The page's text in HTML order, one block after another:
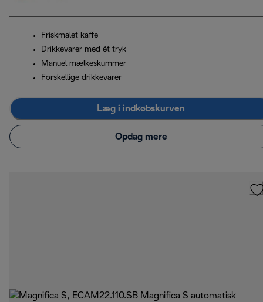
Friskmalet kaffe
Drikkevarer med ét tryk
Manuel mælkeskummer
Forskellige drikkevarer
Læg i indkøbskurven
Opdag mere